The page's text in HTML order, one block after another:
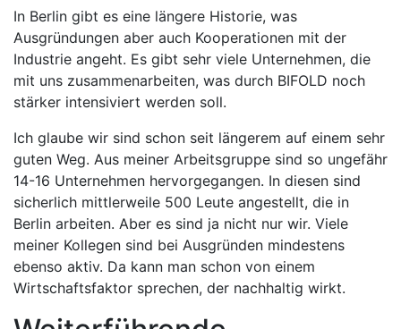
In Berlin gibt es eine längere Historie, was
Ausgründungen aber auch Kooperationen mit der
Industrie angeht. Es gibt sehr viele Unternehmen, die
mit uns zusammenarbeiten, was durch BIFOLD noch
stärker intensiviert werden soll.
Ich glaube wir sind schon seit längerem auf einem sehr
guten Weg. Aus meiner Arbeitsgruppe sind so ungefähr
14-16 Unternehmen hervorgegangen. In diesen sind
sicherlich mittlerweile 500 Leute angestellt, die in
Berlin arbeiten. Aber es sind ja nicht nur wir. Viele
meiner Kollegen sind bei Ausgründen mindestens
ebenso aktiv. Da kann man schon von einem
Wirtschaftsfaktor sprechen, der nachhaltig wirkt.